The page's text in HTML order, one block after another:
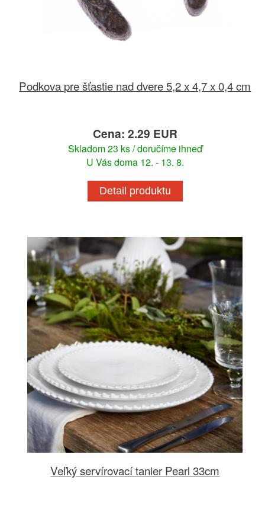
Podkova pre šťastie nad dvere 5,2 x 4,7 x 0,4 cm
Cena: 2.29 EUR
Skladom 23 ks / doručíme ihneď
U Vás doma 12. - 13. 8.
Detail produktu
Veľký servírovací tanier Pearl 33cm